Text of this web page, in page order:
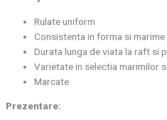
Rulate uniform
Consistenta in forma si
Durata lunga de viata la raft si
Varietate in selectia marimilor
Marcate
Prezentare: